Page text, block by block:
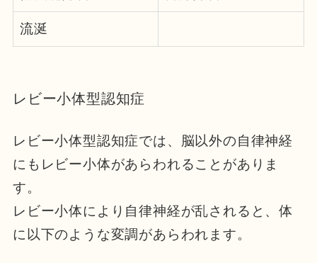
流涎
レビー小体型認知症
レビー小体型認知症では、脳以外の自律神経
にもレビー小体があらわれることがありま
す。
レビー小体により自律神経が乱されると、体
に以下のような変調があらわれます。